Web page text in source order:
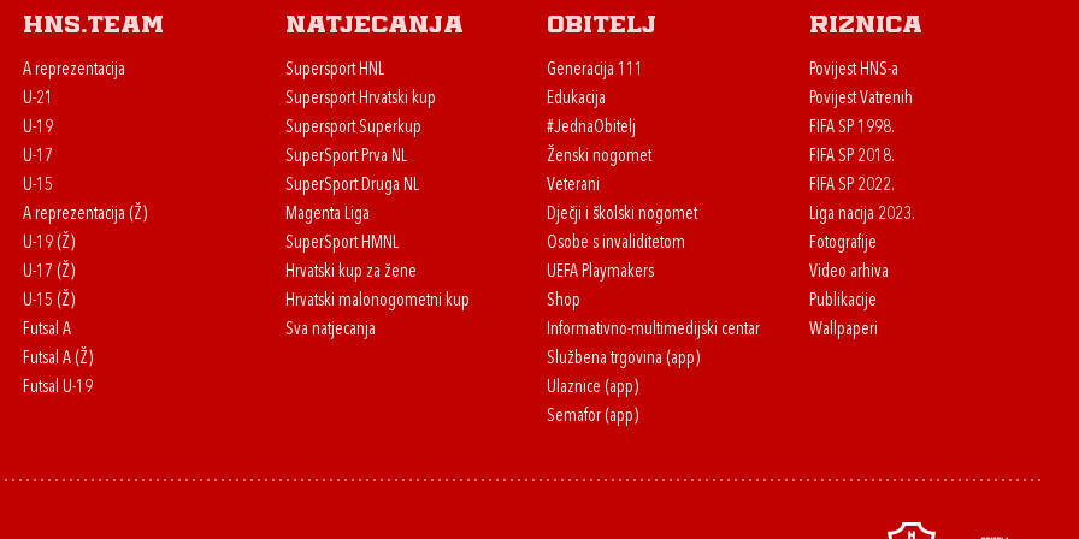
HNS.team
A reprezentacija
U-21
U-19
U-17
U-15
A reprezentacija (Ž)
U-19 (Ž)
U-17 (Ž)
U-15 (Ž)
Futsal A
Futsal A (Ž)
Futsal U-19
Natjecanja
Supersport HNL
Supersport Hrvatski kup
Supersport Superkup
SuperSport Prva NL
SuperSport Druga NL
Magenta Liga
SuperSport HMNL
Hrvatski kup za žene
Hrvatski malonogometni kup
Sva natjecanja
Obitelj
Generacija 111
Edukacija
#JednaObitelj
Ženski nogomet
Veterani
Dječji i školski nogomet
Osobe s invaliditetom
UEFA Playmakers
Shop
Informativno-multimedijski centar
Službena trgovina (app)
Ulaznice (app)
Semafor (app)
Riznica
Povijest HNS-a
Povijest Vatrenih
FIFA SP 1998.
FIFA SP 2018.
FIFA SP 2022.
Liga nacija 2023.
Fotografije
Video arhiva
Publikacije
Wallpaperi